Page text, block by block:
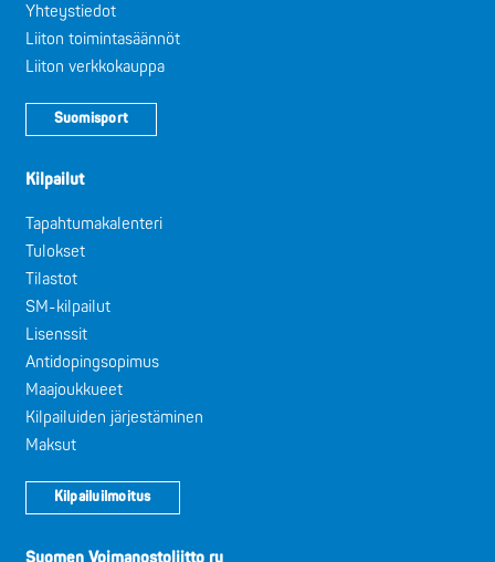
Yhteystiedot
Liiton toimintasäännöt
Liiton verkkokauppa
Suomisport
Kilpailut
Tapahtumakalenteri
Tulokset
Tilastot
SM-kilpailut
Lisenssit
Antidopingsopimus
Maajoukkueet
Kilpailuiden järjestäminen
Maksut
Kilpailuilmoitus